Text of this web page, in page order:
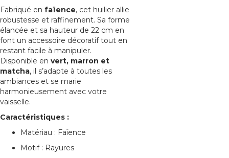
Fabriqué en faïence, cet huilier allie
robustesse et raffinement. Sa forme
élancée et sa hauteur de 22 cm en
font un accessoire décoratif tout en
restant facile à manipuler.
Disponible en vert, marron et
matcha, il s’adapte à toutes les
ambiances et se marie
harmonieusement avec votre
vaisselle.
Caractéristiques :
Matériau : Faïence
Motif : Rayures